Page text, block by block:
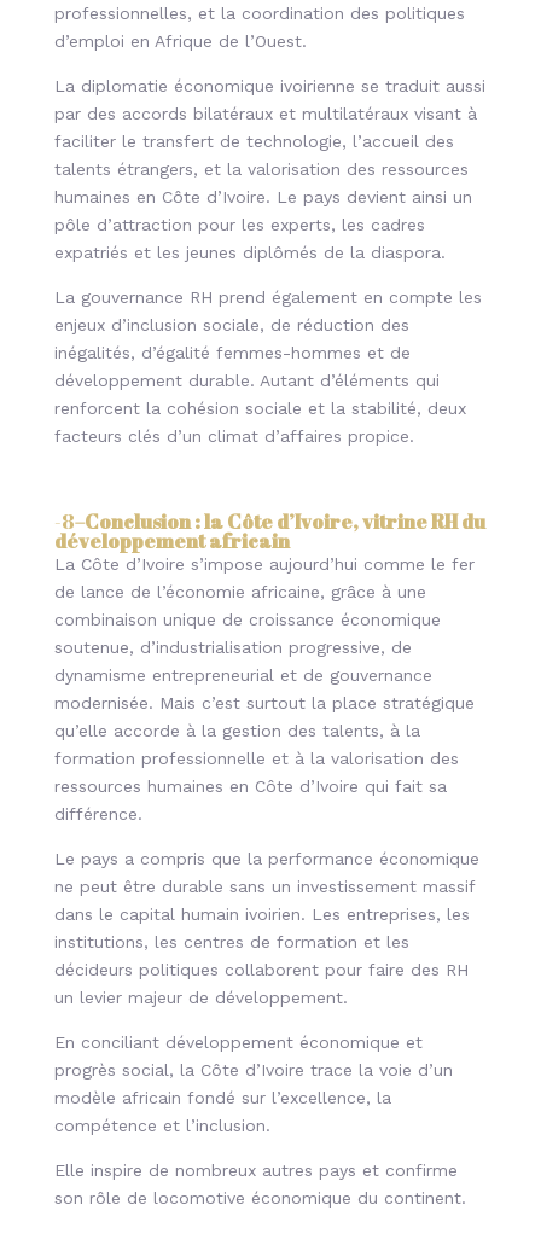
professionnelles, et la coordination des politiques
d’emploi en Afrique de l’Ouest.
La diplomatie économique ivoirienne se traduit aussi
par des accords bilatéraux et multilatéraux visant à
faciliter le transfert de technologie, l’accueil des
talents étrangers, et la valorisation des ressources
humaines en Côte d’Ivoire. Le pays devient ainsi un
pôle d’attraction pour les experts, les cadres
expatriés et les jeunes diplômés de la diaspora.
La gouvernance RH prend également en compte les
enjeux d’inclusion sociale, de réduction des
inégalités, d’égalité femmes-hommes et de
développement durable. Autant d’éléments qui
renforcent la cohésion sociale et la stabilité, deux
facteurs clés d’un climat d’affaires propice.
-8–Conclusion : la Côte d’Ivoire, vitrine RH du
développement africain
La Côte d’Ivoire s’impose aujourd’hui comme le fer
de lance de l’économie africaine, grâce à une
combinaison unique de croissance économique
soutenue, d’industrialisation progressive, de
dynamisme entrepreneurial et de gouvernance
modernisée. Mais c’est surtout la place stratégique
qu’elle accorde à la gestion des talents, à la
formation professionnelle et à la valorisation des
ressources humaines en Côte d’Ivoire qui fait sa
différence.
Le pays a compris que la performance économique
ne peut être durable sans un investissement massif
dans le capital humain ivoirien. Les entreprises, les
institutions, les centres de formation et les
décideurs politiques collaborent pour faire des RH
un levier majeur de développement.
En conciliant développement économique et
progrès social, la Côte d’Ivoire trace la voie d’un
modèle africain fondé sur l’excellence, la
compétence et l’inclusion.
Elle inspire de nombreux autres pays et confirme
son rôle de locomotive économique du continent.